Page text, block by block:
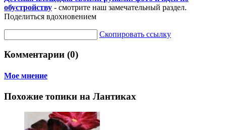
обустройству - смотрите наш замечательный раздел.
Поделиться вдохновением
Скопировать ссылку
Комментарии (0)
Мое мнение
Похожие топики на Лантиках